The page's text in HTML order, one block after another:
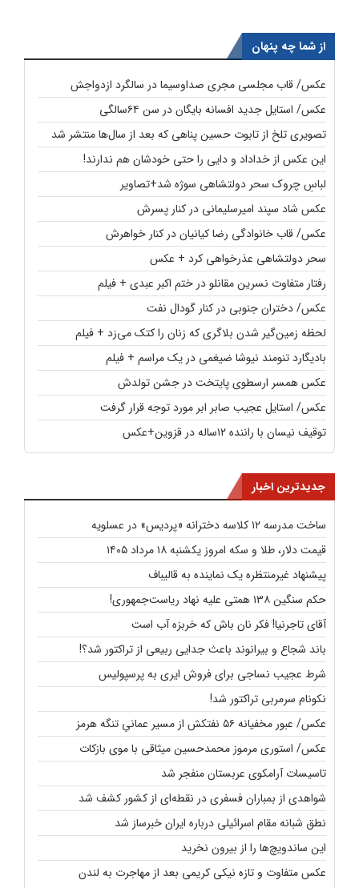
از شما چه پنهان
عکس/ قاب مجلسی مجری صداوسیما در سالگرد ازدواجش
عکس/ استایل جدید افسانه بایگان در سن ۶۴سالگی
تصویری تلخ از تابوت حسین پناهی که بعد از سال‌ها منتشر شد
این عکس از خداداد و دایی را حتی خودشان هم ندارند!
لباسِ چروک سحر دولتشاهی سوژه شد+تصاویر
عکس شاد سپند امیرسلیمانی در کنار پسرش
عکس/ قاب خانوادگی رضا کیانیان در کنار خواهرش
سحر دولتشاهی عذرخواهی کرد + عکس
رفتار متفاوت نسرین مقانلو در ختم اکبر عبدی + فیلم
عکس/ دختران جنوبی در کنار گودال نفت
لحظه زمین‌گیر شدن بلاگری که زنان را کتک می‌زد + فیلم
بادیگارد تنومند نیوشا ضیغمی در یک مراسم + فیلم
عکس همسر ارسطوی پایتخت در جشن تولدش
عکس/ استایل عجیب صابر ابر مورد توجه قرار گرفت
توقیف نیسان با راننده ۱۲ساله در قزوین+عکس
جدیدترین اخبار
ساخت مدرسه ۱۲ کلاسه دخترانه «پردیس» در عسلویه
قیمت دلار، طلا و سکه امروز یکشنبه ۱۸ مرداد ۱۴۰۵
پیشنهاد غیرمنتظره یک نماینده به قالیباف
حکم سنگین ۱۳۸ همتی علیه نهاد ریاست‌جمهوری!
آقای تاجرنیا! فکر نان باش که خربزه آب است
باند شجاع و بیرانوند باعث جدایی ربیعی از تراکتور شد؟!
شرط عجیب نساجی برای فروش ایری به پرسپولیس
نکونام سرمربی تراکتور شد!
عکس/ عبور مخفیانه ۵۶ نفتکش از مسیر عمانیِ تنگه هرمز
عکس/ استوری مرموز محمدحسین میثاقی با موی بازکات
تاسیسات آرامکوی عربستان منفجر شد
شواهدی از بمباران فسفری در نقطه‌ای از کشور کشف شد
نطق شبانه مقام اسرائیلی درباره ایران خبرساز شد
این ساندویچ‌ها را از بیرون نخرید
عکس متفاوت و تازه نیکی کریمی بعد از مهاجرت به لندن